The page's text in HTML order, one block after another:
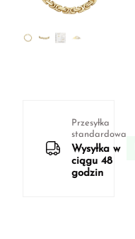
Przesyłka
standardowa
Wysyłka w
ciągu 48
godzin